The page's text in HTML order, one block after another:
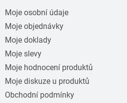
Moje osobní údaje
Moje objednávky
Moje doklady
Moje slevy
Moje hodnocení produktů
Moje diskuze u produktů
Obchodní podmínky